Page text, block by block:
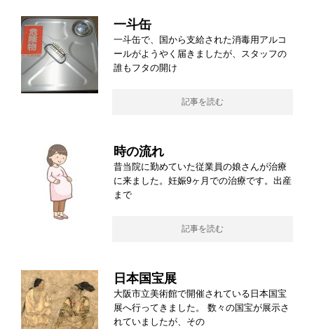
一斗缶
一斗缶で、国から支給された消毒用アルコ
ールがようやく届きましたが、スタッフの
誰もフタの開け
記事を読む
時の流れ
昔当院に勤めていた従業員の娘さんが治療
に来ました。妊娠9ヶ月での治療です。出産
まで
記事を読む
日本国宝展
大阪市立美術館で開催されている日本国宝
展へ行ってきました。 数々の国宝が展示さ
れていましたが、その